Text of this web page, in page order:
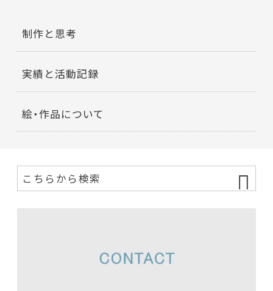
制作と思考
実績と活動記録
絵・作品について